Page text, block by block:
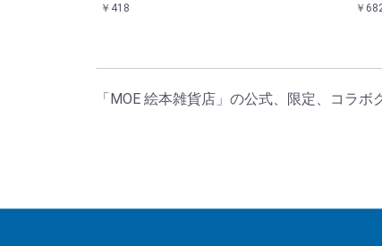
￥418 ￥
「MOE 絵本雑貨店」の公式、限定、コラボ